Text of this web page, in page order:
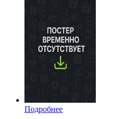
Подробнее